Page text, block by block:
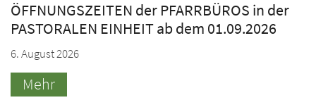
ÖFFNUNGSZEITEN der PFARRBÜROS in der
PASTORALEN EINHEIT ab dem 01.09.2026
6. August 2026
Mehr